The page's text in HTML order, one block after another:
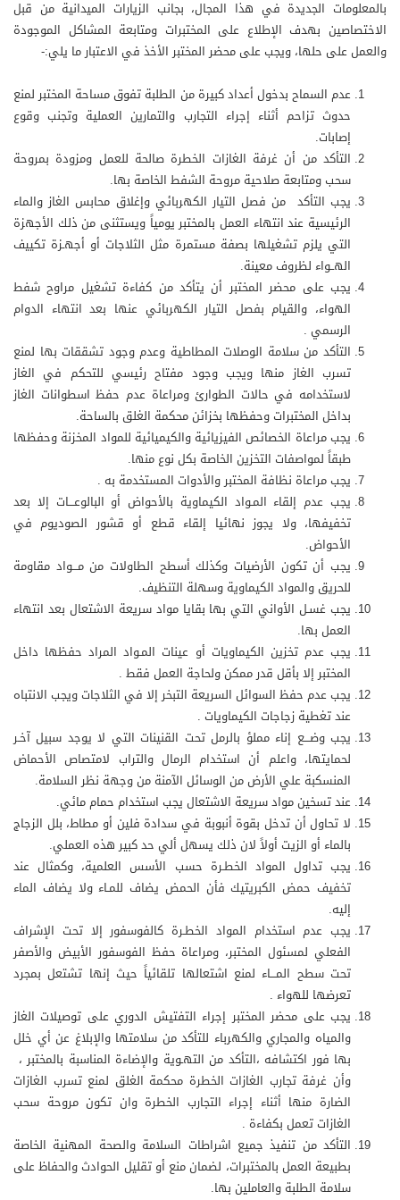
بالمعلومات الجديدة في هذا المجال، بجانب الزيارات الميدانية من قبل
الاختصاصين بهدف الإطلاع على المختبرات ومتابعة المشاكل الموجودة
والعمل على حلها، ويجب على محضر المختبر الأخذ في الاعتبار ما يلي:-
عدم السماح بدخول أعداد كبيرة من الطلبة تفوق مساحة المختبر لمنع
حدوث تزاحم أثناء إجراء التجارب والتمارين العملية وتجنب وقوع
إصابات.
التأكد من أن غرفة الغازات الخطرة صالحة للعمل ومزودة بمروحة
سحب ومتابعة صلاحية مروحة الشفط الخاصة بها.
يجب التأكد من فصل التيار الكهربائي وإغلاق محابس الغاز والماء
الرئيسية عند انتهاء العمل بالمختبر يومياً ويستثنى من ذلك الأجهزة
التي يلزم تشغيلها بصفة مستمرة مثل الثلاجات أو أجهـزة تكييف
الهــواء لظروف معينة.
يجب على محضر المختبر أن يتأكد من كفاءة تشغيل مراوح شفط
الهواء، والقيام بفصل التيار الكهربائي عنها بعد انتهاء الدوام
الرسمي .
التأكد من سلامة الوصلات المطاطية وعدم وجود تشققات بها لمنع
تسرب الغاز منها ويجب وجود مفتاح رئيسي للتحكم في الغاز
لاستخدامه في حالات الطوارئ ومراعاة عدم حفظ اسطوانات الغاز
بداخل المختبرات وحفظها بخزائن محكمة الغلق بالساحة.
يجب مراعاة الخصائص الفيزيائية والكيميائية للمواد المخزنة وحفظها
طبقاً لمواصفات التخزين الخاصة بكل نوع منها.
يجب مراعاة نظافة المختبر والأدوات المستخدمة به .
يجب عدم إلقاء المـواد الكيماوية بالأحواض أو البالوعـــات إلا بعد
تخفيفها، ولا يجوز نهائيا إلقاء قطع أو قشور الصوديوم في
الأحواض.
يجب أن تكون الأرضيات وكذلك أسطح الطاولات من مـــواد مقاومة
للحريق والمواد الكيماوية وسهلة التنظيف.
يجب غسـل الأواني التي بها بقايا مواد سريعة الاشتعال بعد انتهاء
العمل بها.
يجب عدم تخزين الكيماويات أو عينات المـواد المراد حفظها داخل
المختبر إلا بأقل قدر ممكن ولحاجة العمل فقط .
يجب عدم حفظ السوائل السريعة التبخر إلا في الثلاجات ويجب الانتباه
عند تغطية زجاجات الكيماويات .
يجب وضـــع إناء مملؤ بالرمل تحت القنينات التي لا يوجد سبيل آخـر
لحمايتها، واعلم أن استخدام الرمال والتراب لامتصاص الأحماض
المنسكبة علي الأرض من الوسائل الآمنة من وجهة نظر السلامة.
عند تسخين مواد سريعة الاشتعال يجب استخدام حمام مائي.
لا تحاول أن تدخل بقوة أنبوبة في سدادة فلين أو مطاط، بلل الزجاج
بالماء أو الزيت أولاً لان ذلك يسهل ألي حد كبير هذه العملي.
يجب تداول المواد الخطـرة حسب الأسس العلمية، وكمثال عند
تخفيف حمض الكبريتيك فأن الحمض يضاف للمـاء ولا يضاف الماء
إليه.
يجب عدم استخدام المواد الخطـرة كالفوسفور إلا تحت الإشراف
الفعلي لمسئول المختبر، ومراعاة حفظ الفوسفور الأبيض والأصفر
تحت سطح المـــاء لمنع اشتعالها تلقائياً حيث إنها تشتعل بمجرد
تعرضها للهواء .
يجب على محضر المختبر إجراء التفتيش الدوري على توصيلات الغاز
والمياه والمجاري والكهرباء للتأكد من سلامتها والإبلاغ عن أي خلل
بها فور اكتشافه ،التأكد من التهـوية والإضاءة المناسبة بالمختبر ،
وأن غرفة تجارب الغازات الخطرة محكمة الغلق لمنع تسرب الغازات
الضارة منها أثناء إجراء التجارب الخطرة وان تكون مروحة سحب
الغازات تعمل بكفاءة .
التأكد من تنفيذ جميع اشراطات السلامة والصحة المهنية الخاصة
بطبيعة العمل بالمختبرات، لضمان منع أو تقليل الحوادث والحفاظ على
سلامة الطلبة والعاملين بها.